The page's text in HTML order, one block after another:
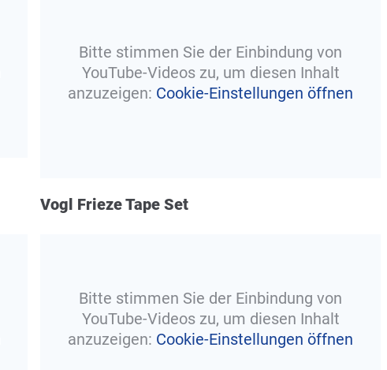
Bitte stimmen Sie der Einbindung von
YouTube-Videos zu, um diesen Inhalt
anzuzeigen: Cookie-Einstellungen öffnen
Vogl Frieze Tape Set
Bitte stimmen Sie der Einbindung von
YouTube-Videos zu, um diesen Inhalt
anzuzeigen: Cookie-Einstellungen öffnen